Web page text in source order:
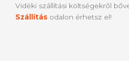
Vidéki szállítási költségekről
Szállítás odalon érhetsz el!